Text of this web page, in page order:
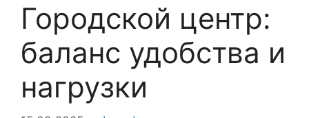
Городской центр:
баланс удобства и
нагрузки